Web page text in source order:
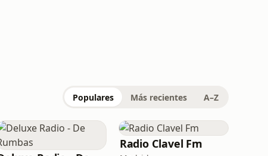
Populares Más recientes A–Z
Radio Clavel Fm